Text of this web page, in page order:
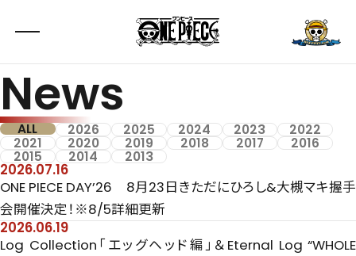
News
ALL 2026 2025 2024 2023
2022
2021
2020 2019 2018 2017
2016
2015
2014 2013
2026.07.16
ONE PIECE DAY’26 8月23日きただにひろし&大槻マキ握手
会開催決定！※8/5詳細更新
2026.06.19
Log Collection「エッグヘッド編」＆Eternal Log “WHOLE